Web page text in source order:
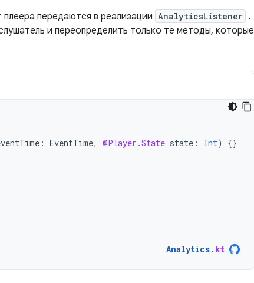
передаются в реализации AnalyticsListener .
и переопределить только те методы, которые
: EventTime, @Player.State state : Int) {}
Analytics. kt